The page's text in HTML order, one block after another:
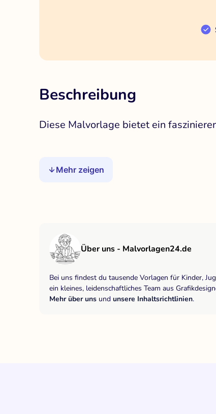
Beschreibung
Diese Malvorlage bietet ein
Mehr zeigen
Über uns - Malvorlagen24.de
Bei uns findest du tausende Vorlagen für Kinder,
ein kleines, leidenschaftliches Team aus
Mehr über uns und unsere Inhaltsrichtlinien.